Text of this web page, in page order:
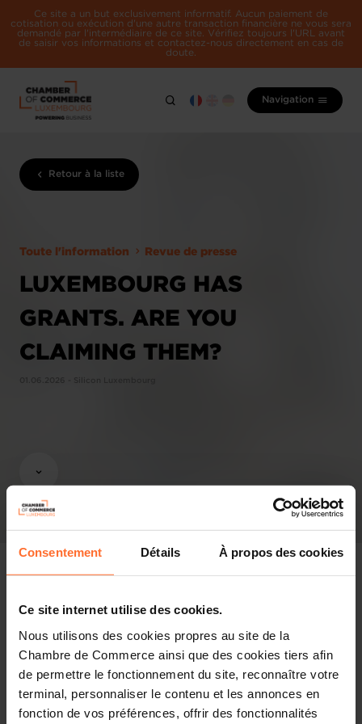
Consentement Détails À propos des cookies
Ce site internet utilise des cookies.
Nous utilisons des cookies propres au site de la
Chambre de Commerce ainsi que des cookies tiers afin
de permettre le fonctionnement du site, reconnaître votre
terminal, personnaliser le contenu et les annonces en
fonction de vos préférences, offrir des fonctionnalités
Ce site a un but exclusivement informatif. Aucun paiement de
cotisation ou exécution d'une autre transaction financière ne vous sera
demandé par l'intermédiaire de ce site. Vérifiez toujours l'URL avant
de saisir vos informations et contactez-nous directement en cas de
doute.
Navigation
Retour à la liste
Toute l'information Revue de presse
LUXEMBOURG HAS
GRANTS. ARE YOU
CLAIMING THEM?
Partager cet article